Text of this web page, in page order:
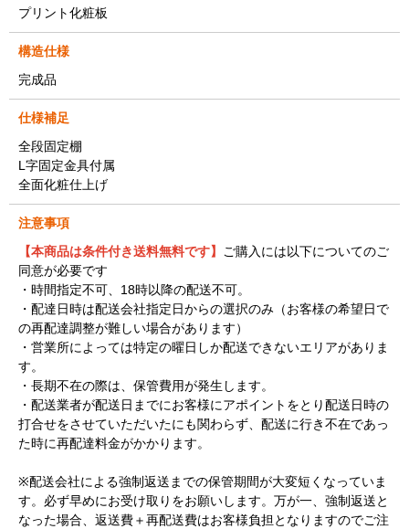
プリント化粧板
構造仕様
完成品
仕様補足
全段固定棚
L字固定金具付属
全面化粧仕上げ
注意事項
【本商品は条件付き送料無料です】
ご購入には以下についてのご
同意が必要です
・時間指定不可、18時以降の配送不可。
・配達日時は配送会社指定日からの選択のみ（お客様の希望日で
の再配達調整が難しい場合があります）
・営業所によっては特定の曜日しか配送できないエリアがありま
す。
・長期不在の際は、保管費用が発生します。
・配送業者が配送日までにお客様にアポイントをとり配送日時の
打合せをさせていただいたにも関わらず、配送に行き不在であっ
た時に再配達料金がかかります。
※配送会社による強制返送までの保管期間が大変短くなっていま
す。必ず早めにお受け取りをお願いします。万が一、強制返送と
なった場合、返送費＋再配送費はお客様負担となりますのでご注